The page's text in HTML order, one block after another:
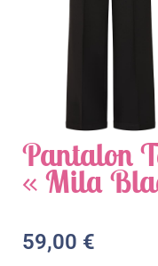
Pantalon
« Mila
59,00 €